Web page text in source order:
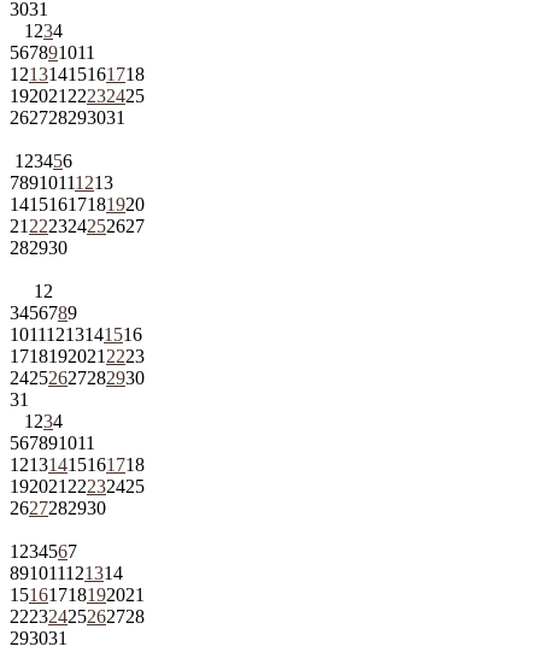
3031
1 234
567891011
12131415161718
192021 22232425
262728293031
1 23456
78910111213
14151617181920
21 222324252627
282930
1 2
3456789
10111213141516
1718192021 2223
24252627282930
31
1 234
567891011
12131415161718
192021 22232425
2627282930
1 234567
891011121314
15161718192021
22232425262728
293031